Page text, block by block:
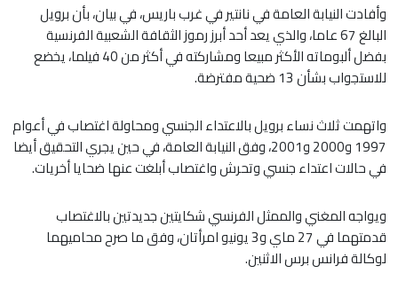
وأفادت النيابة العامة في نانتير في غرب باريس، في بيان، بأن برويل
البالغ 67 عاما، والذي يعد أحد أبرز رموز الثقافة الشعبية الفرنسية
بفضل ألبوماته الأكثر مبيعا ومشاركته في أكثر من 40 فيلما، يخضع
للاستجواب بشأن 13 ضحية مفترضة.
واتهمت ثلاث نساء برويل بالاعتداء الجنسي ومحاولة اغتصاب في أعوام
1997 و2000 و2001، وفق النيابة العامة، في حين يجري التحقيق أيضا
في حالات اعتداء جنسي وتحرش واغتصاب أبلغت عنها ضحايا أخريات.
ويواجه المغني والممثل الفرنسي شكايتين جديدتين بالاغتصاب
قدمتهما في 27 ماي و3 يونيو امرأتان، وفق ما صرح محاميهما
لوكالة فرانس برس الاثنين.